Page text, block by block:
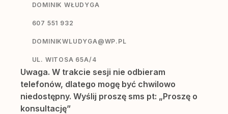
DOMINIK WŁUDYGA
607 551 932
DOMINIKWLUDYGA@WP.PL
UL. WITOSA 65A/4
Uwaga. W trakcie sesji nie odbieram
telefonów, dlatego mogę być chwilowo
niedostępny. Wyślij proszę sms pt: „Proszę o
konsultację”